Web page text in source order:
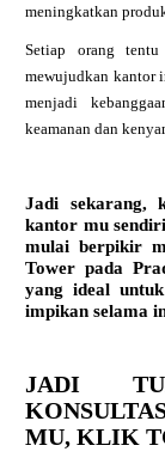
meningkatkan
Setiap orang
mewujudkan kantor
menjadi
keamanan dan
Jadi sekarang,
kantor mu
mulai berpikir
Towerpada
yang ideal
impikan selama
JADI
MU,KLIK